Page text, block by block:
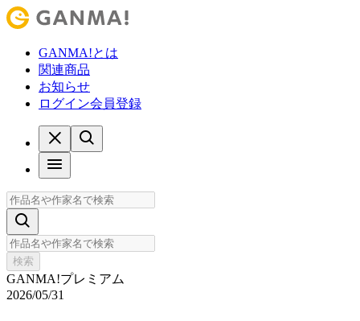
GANMA!とは
関連商品
お知らせ
ログイン会員登録
検索
GANMA!プレミアム
2026/05/31